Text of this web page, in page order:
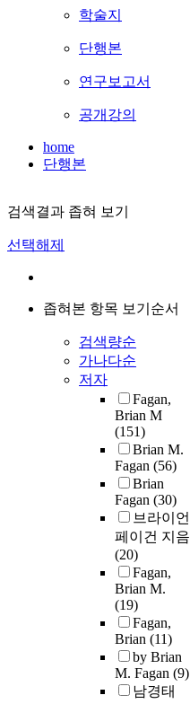
학술지
단행본
연구보고서
공개강의
home
단행본
검색결과 좁혀 보기
선택해제
좁혀본 항목 보기순서
검색량순
가나다순
저자
Fagan,
Brian M
(151)
Brian M.
Fagan (56)
Brian
Fagan (30)
브라이언
페이건 지음
(20)
Fagan,
Brian M.
(19)
Fagan,
Brian (11)
by Brian
M. Fagan (9)
남경태